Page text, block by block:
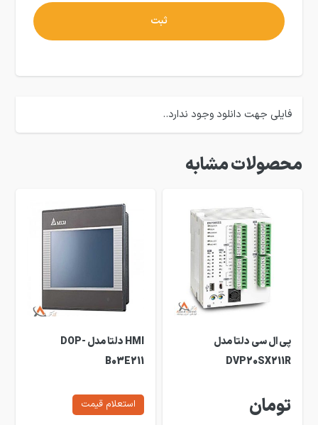
فایلی جهت دانلود وجود ندارد..
محصولات مشابه
پی ال سی دلتا مدل
DVP20SX211R
تومان
HMI دلتا مدل DOP-
B03E211
استعلام قیمت